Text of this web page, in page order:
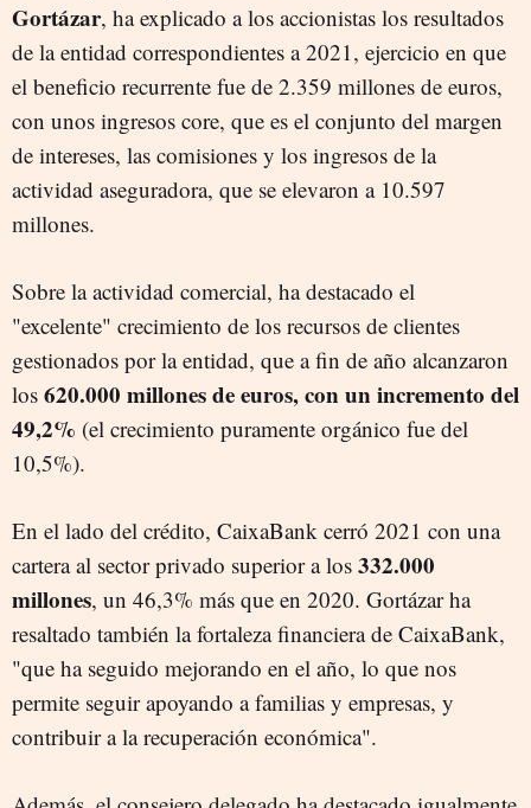
Gortázar, ha explicado a los accionistas los resultados
de la entidad correspondientes a 2021, ejercicio en que
el beneficio recurrente fue de 2.359 millones de euros,
con unos ingresos core, que es el conjunto del margen
de intereses, las comisiones y los ingresos de la
actividad aseguradora, que se elevaron a 10.597
millones.
Sobre la actividad comercial, ha destacado el
"excelente" crecimiento de los recursos de clientes
gestionados por la entidad, que a fin de año alcanzaron
los 620.000 millones de euros, con un incremento del
49,2% (el crecimiento puramente orgánico fue del
10,5%).
En el lado del crédito, CaixaBank cerró 2021 con una
cartera al sector privado superior a los 332.000
millones, un 46,3% más que en 2020. Gortázar ha
resaltado también la fortaleza financiera de CaixaBank,
"que ha seguido mejorando en el año, lo que nos
permite seguir apoyando a familias y empresas, y
contribuir a la recuperación económica".